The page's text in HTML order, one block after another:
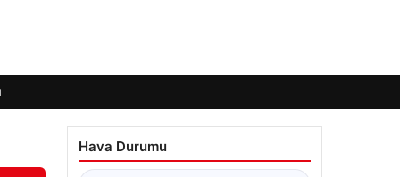
Hava Durumu